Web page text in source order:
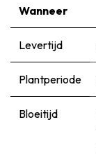
Wanneer
Levertijd
Plantperiode
Bloeitijd